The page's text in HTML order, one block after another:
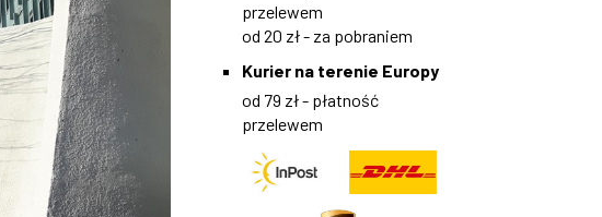
przelewem
od 20 zł - za pobraniem
Kurier na terenie Europy
od 79 zł - płatność
przelewem